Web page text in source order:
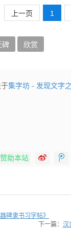
上一页 1
碑 欣赏
集字坊 - 发现文字
赞助本站
碑隶书习字帖》
下一篇： 汉